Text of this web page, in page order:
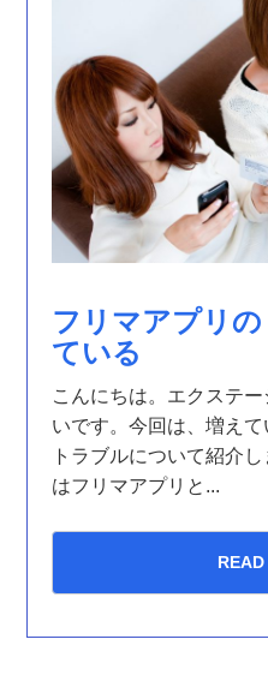
フリマアプリ
ている
こんにちは。エクステ
いです。今回は、増え
トラブルについて紹介
はフリマアプリと...